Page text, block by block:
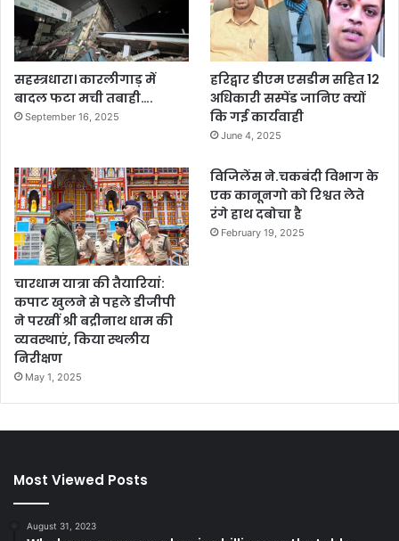
सहस्त्रधारा। कारलीगाड़ में
बादल फटा मची तबाही….
September 16, 2025
हरिद्वार डीएम एसडीम सहित 12
अधिकारी सस्पेंड जानिए क्यों
कि गई कार्यवाही
June 4, 2025
चारधाम यात्रा की तैयारियां:
कपाट खुलने से पहले डीजीपी
ने परखीं श्री बद्रीनाथ धाम की
व्यवस्थाएं, किया स्थलीय
निरीक्षण
May 1, 2025
विजिलेंस ने.चकबंदी विभाग के
एक कानूनगो को रिश्वत लेते
रंगे हाथ दबोचा है
February 19, 2025
Most Viewed Posts
August 31, 2023